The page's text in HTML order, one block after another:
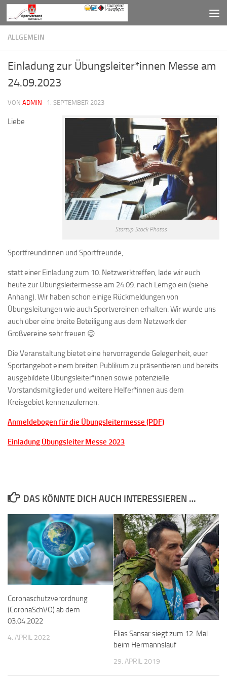
Zum Inhalt springen
ALLGEMEIN
Einladung zur Übungsleiter*innen Messe am
24.09.2023
VON ADMIN · 1. SEPTEMBER 2023
Startup Stock Photos
Liebe
Sportfreundinnen und Sportfreunde,
statt einer Einladung zum 10. Netzwerktreffen, lade wir euch
heute zur Übungsleitermesse am 24.09. nach Lemgo ein (siehe
Anhang). Wir haben schon einige Rückmeldungen von
Übungsleitungen wie auch Sportvereinen erhalten. Wir würde uns
auch über eine breite Beteiligung aus dem Netzwerk der
Großvereine sehr freuen 😉
Die Veranstaltung bietet eine hervorragende Gelegenheit, euer
Sportangebot einem breiten Publikum zu präsentieren und bereits
ausgebildete Übungsleiter*innen sowie potenzielle
Vorstandsmitglieder und weitere Helfer*innen aus dem
Kreisgebiet kennenzulernen.
Anmeldebogen für die Übungsleitermesse (PDF)
Einladung Übungsleiter Messe 2023
DAS KÖNNTE DICH AUCH INTERESSIEREN …
Coronaschutzverordnung
(CoronaSchVO) ab dem
03.04.2022
4. APRIL 2022
Elias Sansar siegt zum 12. Mal
beim Hermannslauf
29. APRIL 2019